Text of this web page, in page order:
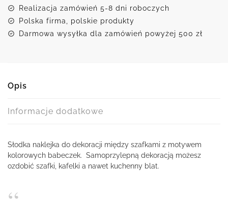
Realizacja zamówień 5-8 dni roboczych
Polska firma, polskie produkty
Darmowa wysyłka dla zamówień powyżej 500 zł
Opis
Informacje dodatkowe
Słodka naklejka do dekoracji między szafkami z motywem
kolorowych babeczek. Samoprzylepną dekoracją możesz
ozdobić szafki, kafelki a nawet kuchenny blat.